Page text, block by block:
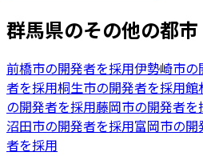
群馬県のその他の都市
前橋市の開発者を採用伊勢崎市の
者を採用桐生市の開発者を採用館
の開発者を採用藤岡市の開発者を
沼田市の開発者を採用富岡市の開
者を採用